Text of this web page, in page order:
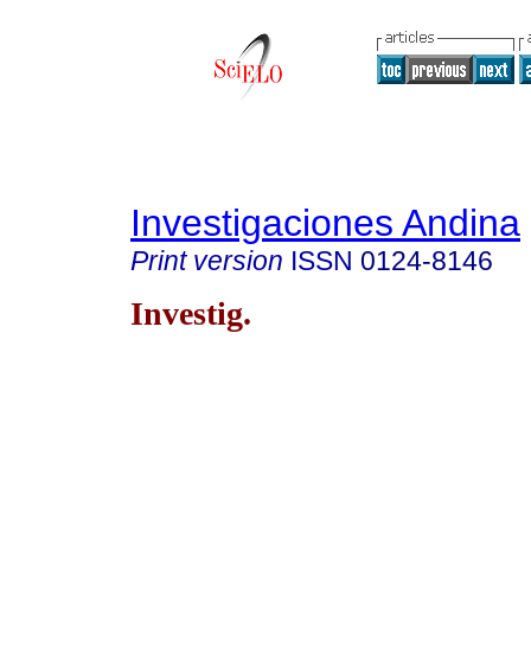
Investigaciones Andina
Print version ISSN 0124-8146
Investig.